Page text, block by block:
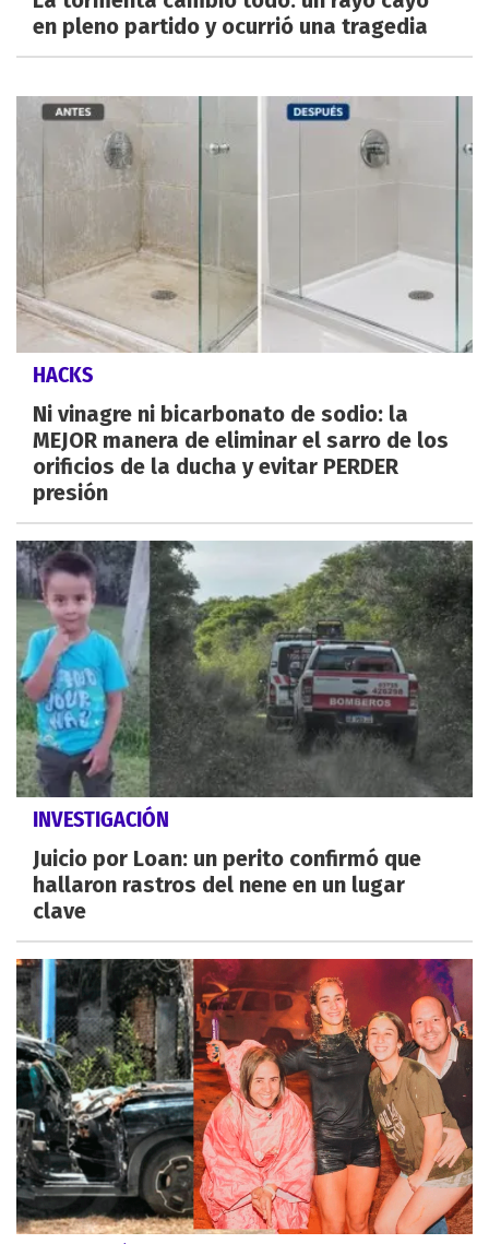
en pleno partido y ocurrió una tragedia
HACKS
Ni vinagre ni bicarbonato de sodio: la
MEJOR manera de eliminar el sarro de los
orificios de la ducha y evitar PERDER
presión
INVESTIGACIÓN
Juicio por Loan: un perito confirmó que
hallaron rastros del nene en un lugar
clave